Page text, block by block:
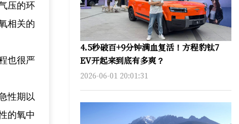
压的环
相关的
也很严
性期以
的氧中
4.5秒破百+9分钟满血复活！方程豹钛7
EV开起来到底有多爽？
2026-06-01 20:01:31